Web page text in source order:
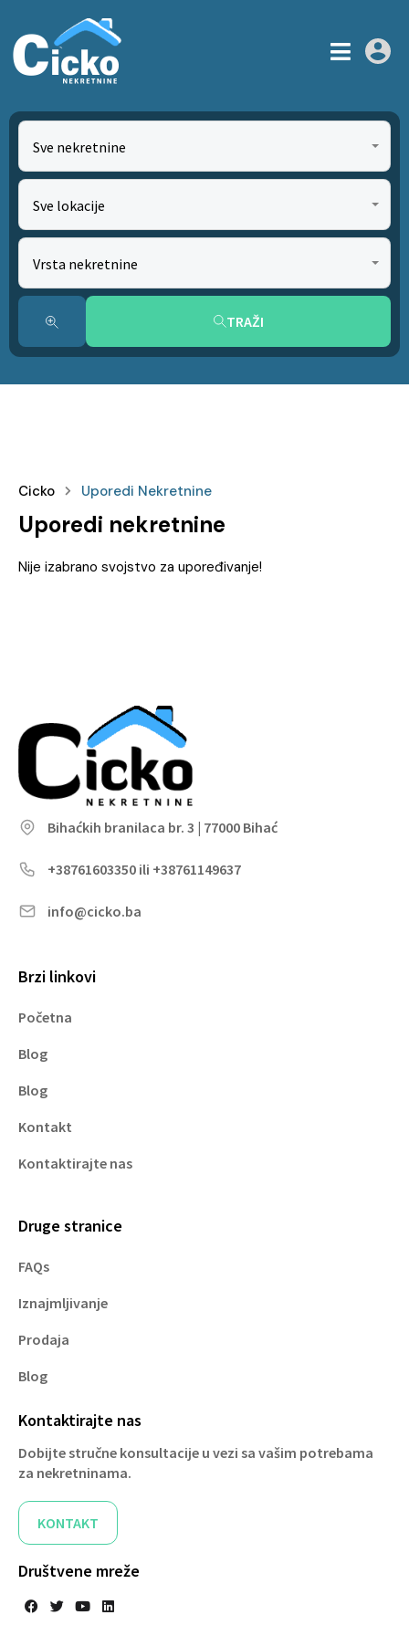
Sve nekretnine
Sve lokacije
Vrsta nekretnine
TRAŽI
Cicko Uporedi Nekretnine
Uporedi nekretnine
Nije izabrano svojstvo za upoređivanje!
Bihaćkih branilaca br. 3 | 77000 Bihać
+38761603350 ili +38761149637
info@cicko.ba
Brzi linkovi
Početna
Blog
Blog
Kontakt
Kontaktirajte nas
Druge stranice
FAQs
Iznajmljivanje
Prodaja
Blog
Kontaktirajte nas
Dobijte stručne konsultacije u vezi sa vašim potrebama
za nekretninama.​
KONTAKT
Društvene mreže